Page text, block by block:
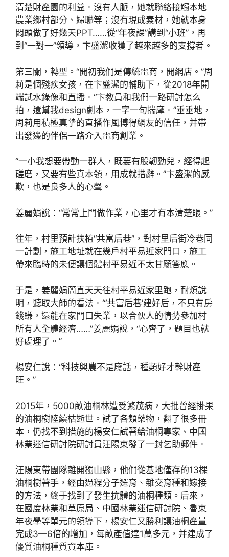
清楚財產園的利益。沒有人脈，她就聯絡接觸本地
農業鄉村部分、婦聯等；沒有現成素材，她就本身
悶頭做了好幾天PPT……從“年夜課”講到“小班”，再
到“一對一”領導，卞盛潔收獲了越來越多的支撐者。
第三關，轉型。“開初我們是傳統電商，開網店。”周
莉是個殘疾女孩，在卞盛潔的輔助下，從2018年開
端試水錄像和直播。“卞教員和我們一路研討怎么
拍，還幫我design劇本，一字一句揣摩。”垂垂地，
周莉用積極真摯的直播作風博得網友的信任，并帶
出發邊的伴侶一路介入電商創業。
“一小我想要帶動一群人，既要有股韌勁兒，經得起
磋磨，又要有些真本領，用成就措辭。”卞盛潔的感
歎，也是良多人的心聲。
姜麗娟說：“常常上門做作業，心里才有本清楚賬。”
往年，村里預計扶植“共富后巷”，對村里后街冷巷同
一計劃，施工地址就在幾戶村平易近家門口，施工
帶來臨時的未便讓個體村平易近不太甘願答應。
于是，姜麗娟簡直天天往村平易近家里跑，耐煩說
明，聽取大師的看法。“‘共富后巷’建好后，不只有房
錢賺，還能在家門口失業，以合伙人的情勢參加村
所有人全體經濟……”姜麗娟說，“心齊了，題目也就
好處理了。”
楊安仁說：“科技興農不是廢話，種類好才幹財產
旺。”
2015年，5000畝油桐林遭受繁茂病，大批曾經掛果
的油桐樹陸續枯逝世。試了各類藥物，翻了很多冊
本，仍找不到措施的楊安仁試著給油桐專家、中國
林業迷信研討院研討員汪陽東發了一封乞助郵件。
汪陽東帶團隊離開獨山縣，他們從基地僅存的13棵
油桐樹著手，經由過程分子選育、雜交育種和嫁接
的方法，終于找到了發生抗體的油桐種類。后來，
在國度林業和草原局、中國林業迷信研討院、魯東
年夜學等單元的領導下，楊安仁又勝利讓油桐產量
完成3—6倍的增加，每畝產值達1萬多元，并建成了
優質油桐種質資本庫。